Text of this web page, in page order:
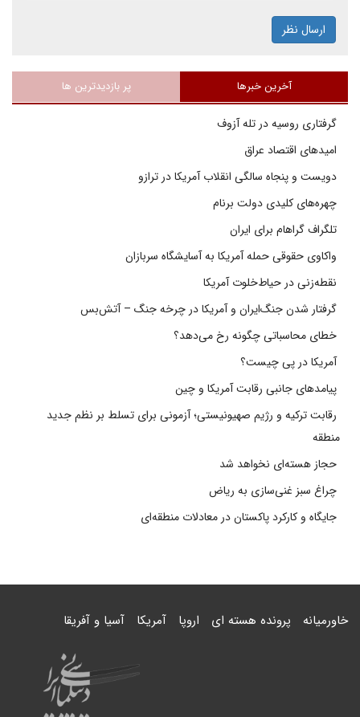
ارسال نظر
آخرین خبرها پر بازدیدترین ها
گرفتاری روسیه در تله آزوف
امیدهای اقتصاد عراق
دویست و پنجاه سالگی انقلاب آمریکا در ترازو
چهره‌های کلیدی دولت برنام
تلگراف گراهام برای ایران
واکاوی حقوقی حمله آمریکا به آسایشگاه سربازان
نقطه‌زنی در حیاط‌خلوت آمریکا
گرفتار شدن جنگ‌ایران و آمریکا در چرخه جنگ – آتش‌بس
خطای محاسباتی چگونه رخ می‌دهد؟
آمریکا در پی چیست؟
پیامدهای جانبی رقابت آمریکا و چین
رقابت ترکیه و رژیم صهیونیستی؛ آزمونی برای تسلط بر نظم جدید
منطقه
حجاز هسته‌ای نخواهد شد
چراغ سبز غنی‌سازی به ریاض
جایگاه و کارکرد پاکستان در معادلات منطقه‌ای
خاورمیانه پرونده هسته ای اروپا آمریکا آسیا و آفریقا